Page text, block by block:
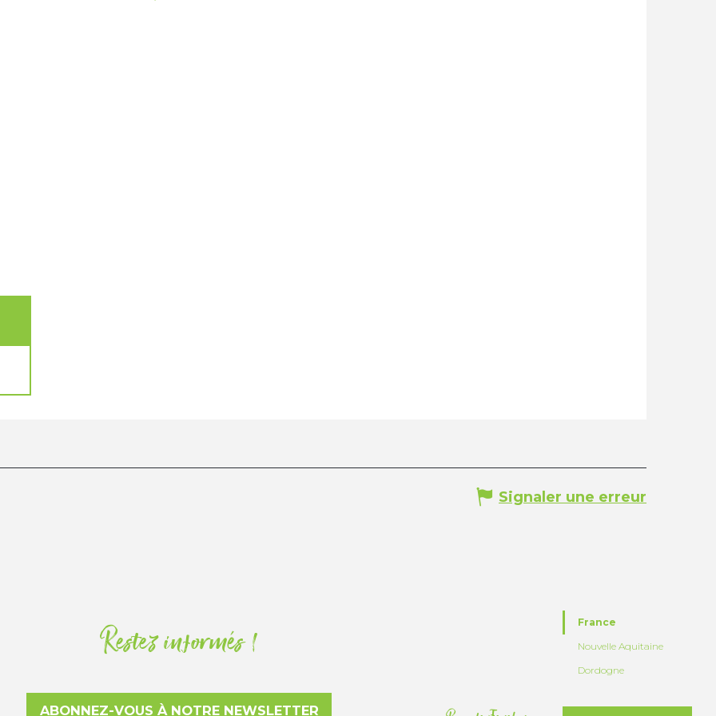
Signaler une erreur
Restez informés !
ABONNEZ-VOUS À NOTRE NEWSLETTER
France
Nouvelle Aquitaine
Dordogne